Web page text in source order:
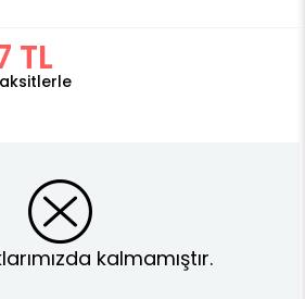
TL
kalmamıştır.